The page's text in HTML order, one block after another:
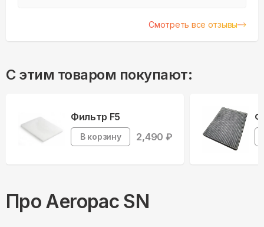
Смотреть все отзывы
С этим товаром покупают:
Фильтр F5
В корзину 2,490 ₽
Про Aeropac SN